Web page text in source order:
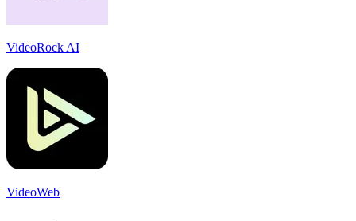
VideoRock AI
VideoWeb